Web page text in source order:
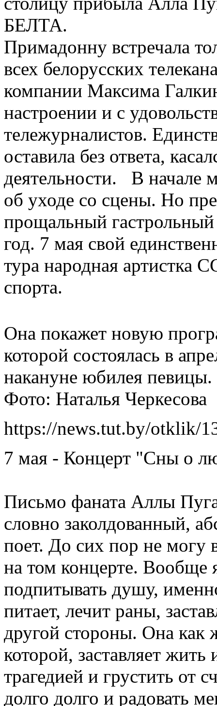
БЕЛТА.
Примадонну встречала
всех белорусских
компании Максима
настроении и с
тележурналистов.
оставила без ответа,
деятельности. В начале
об уходе со сцены. Но
прощальный
год. 7 мая свой
тура народная артистка
спорта.
Она покажет новую
которой состоялась в
накануне юбилея певицы.
Фото: Наталья Черкесова
https://news.tut.by/otklik/
7 мая - Концерт "Сны о
Письмо фаната Аллы
словно заколдованный,
поет. До сих пор не могу
на том концерте. Вообще
подпитывать душу,
питает, лечит раны,
другой стороны. Она как
которой, заставляет жить
трагедией и грустить от
долго долго и радовать